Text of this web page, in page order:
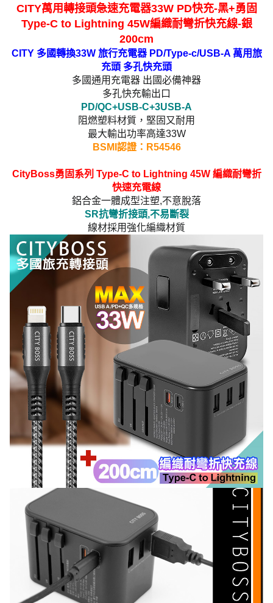
CITY萬用轉接頭急速充電器33W PD快充-黑+勇固
Type-C to Lightning 45W編織耐彎折快充線-銀
200cm
CITY 多國轉換33W 旅行充電器 PD/Type-c/USB-A 萬用旅
充頭 多孔快充頭
多國通用充電器 出國必備神器
多孔快充輸出口
PD/QC+USB-C+3USB-A
阻燃塑料材質，堅固又耐用
最大輸出功率高達33W
BSMI認證：R54546
CityBoss勇固系列 Type-C to Lightning 45W 編織耐彎折
快速充電線
鋁合金一體成型注塑,不意脫落
SR抗彎折接頭,不易斷裂
線材採用強化編織材質